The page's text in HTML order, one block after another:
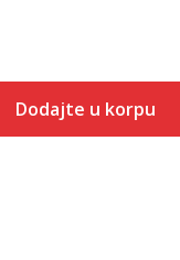
Dodajte u korpu